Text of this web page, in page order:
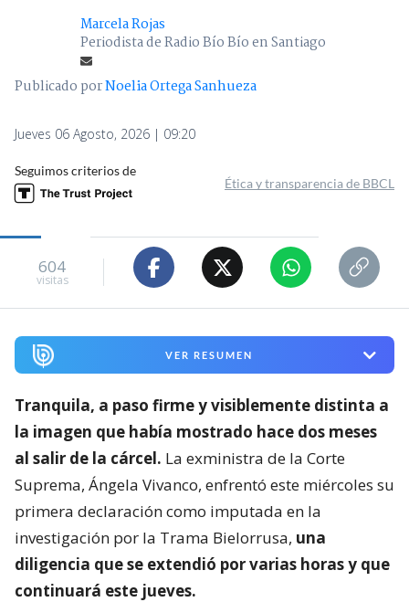
Marcela Rojas
Periodista de Radio Bío Bío en Santiago
Publicado porNoelia Ortega Sanhueza
Jueves 06 Agosto, 2026 | 09:20
Seguimos criterios de
Ética y transparencia de BBCL
604
visitas
VER RESUMEN
Tranquila, a paso firme y visiblemente distinta a
la imagen que había mostrado hace dos meses
al salir de la cárcel. La exministra de la Corte
Suprema, Ángela Vivanco, enfrentó este miércoles su
primera declaración como imputada en la
investigación por la Trama Bielorrusa, una
diligencia que se extendió por varias horas y que
continuará este jueves.